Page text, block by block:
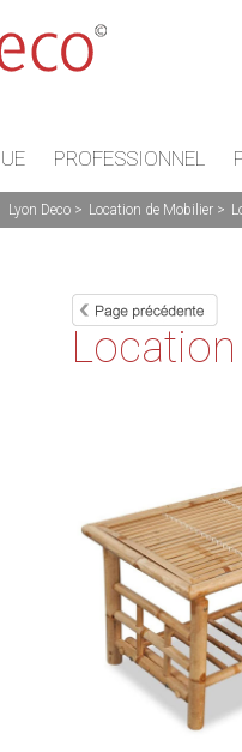
PROFESSIONNEL
Lyon Deco Location de Mobilier
Location